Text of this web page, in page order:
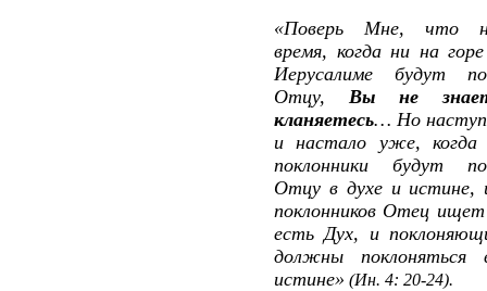
«Поверь Мне, что
время, когда ни на
Иерусалиме будут
Отцу, Вы не
кланяетесь… Но
и настало уже, когда
поклонники будут
Отцу в духе и истине,
поклонников Отец
есть Дух, и
должны
истине» (Ин. 4: 20-24).